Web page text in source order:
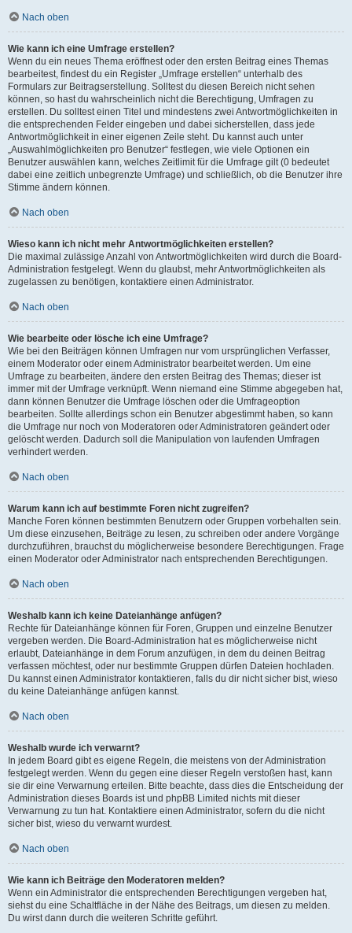
Nach oben
Wie kann ich eine Umfrage erstellen?
Wenn du ein neues Thema eröffnest oder den ersten Beitrag eines Themas
bearbeitest, findest du ein Register „Umfrage erstellen“ unterhalb des
Formulars zur Beitragserstellung. Solltest du diesen Bereich nicht sehen
können, so hast du wahrscheinlich nicht die Berechtigung, Umfragen zu
erstellen. Du solltest einen Titel und mindestens zwei Antwortmöglichkeiten in
die entsprechenden Felder eingeben und dabei sicherstellen, dass jede
Antwortmöglichkeit in einer eigenen Zeile steht. Du kannst auch unter
„Auswahlmöglichkeiten pro Benutzer“ festlegen, wie viele Optionen ein
Benutzer auswählen kann, welches Zeitlimit für die Umfrage gilt (0 bedeutet
dabei eine zeitlich unbegrenzte Umfrage) und schließlich, ob die Benutzer ihre
Stimme ändern können.
Nach oben
Wieso kann ich nicht mehr Antwortmöglichkeiten erstellen?
Die maximal zulässige Anzahl von Antwortmöglichkeiten wird durch die Board-
Administration festgelegt. Wenn du glaubst, mehr Antwortmöglichkeiten als
zugelassen zu benötigen, kontaktiere einen Administrator.
Nach oben
Wie bearbeite oder lösche ich eine Umfrage?
Wie bei den Beiträgen können Umfragen nur vom ursprünglichen Verfasser,
einem Moderator oder einem Administrator bearbeitet werden. Um eine
Umfrage zu bearbeiten, ändere den ersten Beitrag des Themas; dieser ist
immer mit der Umfrage verknüpft. Wenn niemand eine Stimme abgegeben hat,
dann können Benutzer die Umfrage löschen oder die Umfrageoption
bearbeiten. Sollte allerdings schon ein Benutzer abgestimmt haben, so kann
die Umfrage nur noch von Moderatoren oder Administratoren geändert oder
gelöscht werden. Dadurch soll die Manipulation von laufenden Umfragen
verhindert werden.
Nach oben
Warum kann ich auf bestimmte Foren nicht zugreifen?
Manche Foren können bestimmten Benutzern oder Gruppen vorbehalten sein.
Um diese einzusehen, Beiträge zu lesen, zu schreiben oder andere Vorgänge
durchzuführen, brauchst du möglicherweise besondere Berechtigungen. Frage
einen Moderator oder Administrator nach entsprechenden Berechtigungen.
Nach oben
Weshalb kann ich keine Dateianhänge anfügen?
Rechte für Dateianhänge können für Foren, Gruppen und einzelne Benutzer
vergeben werden. Die Board-Administration hat es möglicherweise nicht
erlaubt, Dateianhänge in dem Forum anzufügen, in dem du deinen Beitrag
verfassen möchtest, oder nur bestimmte Gruppen dürfen Dateien hochladen.
Du kannst einen Administrator kontaktieren, falls du dir nicht sicher bist, wieso
du keine Dateianhänge anfügen kannst.
Nach oben
Weshalb wurde ich verwarnt?
In jedem Board gibt es eigene Regeln, die meistens von der Administration
festgelegt werden. Wenn du gegen eine dieser Regeln verstoßen hast, kann
sie dir eine Verwarnung erteilen. Bitte beachte, dass dies die Entscheidung der
Administration dieses Boards ist und phpBB Limited nichts mit dieser
Verwarnung zu tun hat. Kontaktiere einen Administrator, sofern du die nicht
sicher bist, wieso du verwarnt wurdest.
Nach oben
Wie kann ich Beiträge den Moderatoren melden?
Wenn ein Administrator die entsprechenden Berechtigungen vergeben hat,
siehst du eine Schaltfläche in der Nähe des Beitrags, um diesen zu melden.
Du wirst dann durch die weiteren Schritte geführt.